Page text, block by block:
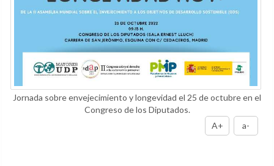
Jornada sobre envejecimiento y longevidad el 25 de octubre en el
Congreso de los Diputados.
A+
a-